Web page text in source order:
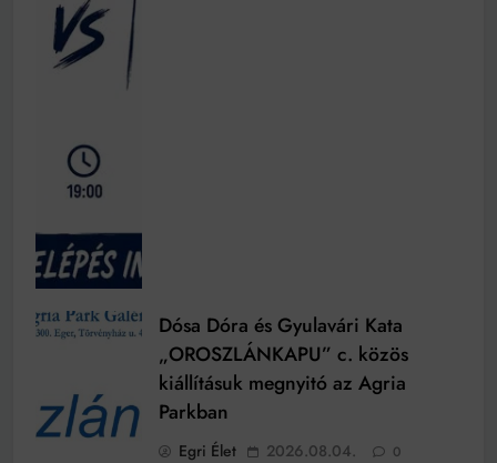
Dósa Dóra és Gyulavári Kata
„OROSZLÁNKAPU” c. közös
kiállításuk megnyitó az Agria
Parkban
Egri Élet 2026.08.04. 0